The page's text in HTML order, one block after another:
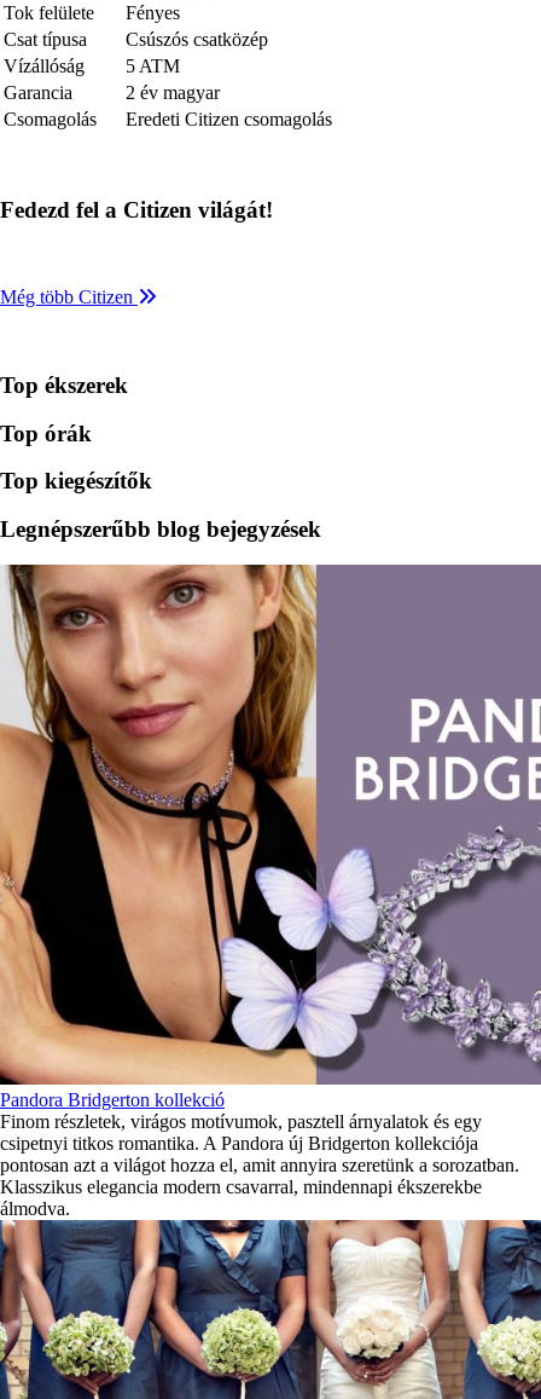
Tok felülete
Fényes
Csat típusa
Csúszós csatközép
Vízállóság
5 ATM
Garancia
2 év magyar
Csomagolás
Eredeti Citizen csomagolás
Fedezd fel a Citizen világát!
Még több Citizen
Top ékszerek
Top órák
Top kiegészítők
Legnépszerűbb blog bejegyzések
Pandora Bridgerton kollekció
Finom részletek, virágos motívumok, pasztell árnyalatok és egy
csipetnyi titkos romantika. A Pandora új Bridgerton kollekciója
pontosan azt a világot hozza el, amit annyira szeretünk a sorozatban.
Klasszikus elegancia modern csavarral, mindennapi ékszerekbe
álmodva.